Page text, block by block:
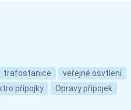
trafostanice
veřejné osvtlení
přípojky
Opravy přípojek